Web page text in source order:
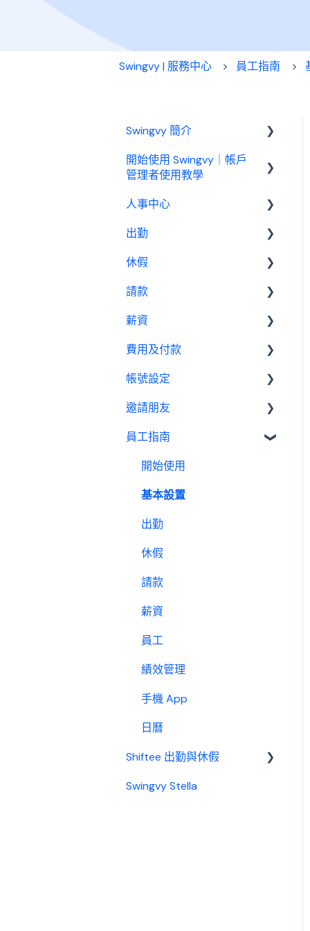
Swingvy | 服務中心 員工指南
Swingvy 簡介
認識 Swingvy
開始使用 Swingvy｜帳戶
管理者使用教學
Swingvy 新手教學｜所有你
人事中心
人員
公告
行事曆
績效管理
設定
報表
出勤
基本設定
出勤管理者
我是員工
休假
基本設置
休假管理員
請款
請款管理員
薪資
基本設置
薪資管理員
費用及付款
訂閱相關
費用及付款
帳號設定
管理設定
邀請朋友
邀請制度
員工指南
開始使用
基本設置
出勤
休假
請款
薪資
員工
績效管理
手機 App
日曆
Shiftee 出勤與休假
Swingvy x Shiftee 新手教
Swingvy Stella